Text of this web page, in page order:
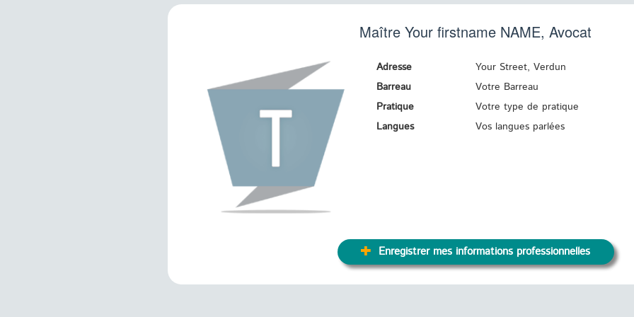
Maître Your firstname NAME, Avocat
Adresse
Your Street, Verdun
Barreau
Votre Barreau
Pratique
Votre type de pratique
Langues
Vos langues parlées
Enregistrer mes informations professionnelles